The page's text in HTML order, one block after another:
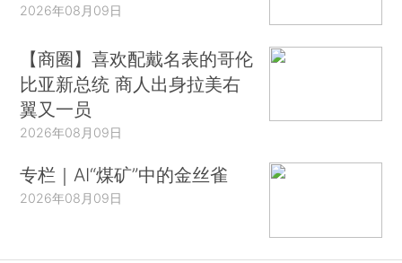
2026年08月09日
【商圈】喜欢配戴名表的哥伦
比亚新总统 商人出身拉美右
翼又一员
2026年08月09日
专栏｜AI“煤矿”中的金丝雀
2026年08月09日